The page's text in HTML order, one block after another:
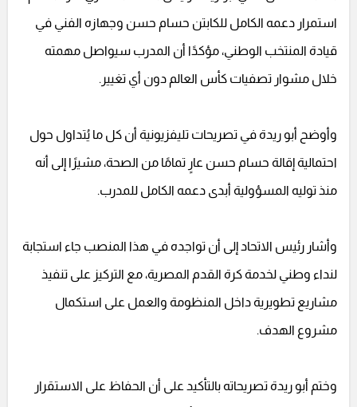
استمرار دعمه الكامل للكابتن حسام حسن وجهازه الفني في
قيادة المنتخب الوطني، مؤكدًا أن المدرب سيواصل مهمته
خلال مشوار تصفيات كأس العالم دون أي تغيير.
وأوضح أبو ريدة في تصريحات تليفزيونية أن كل ما يُتداول حول
احتمالية إقالة حسام حسن عارٍ تمامًا من الصحة، مشيرًا إلى أنه
منذ توليه المسؤولية أبدى دعمه الكامل للمدرب.
وأشار رئيس الاتحاد إلى أن تواجده في هذا المنصب جاء استجابة
لنداء وطني لخدمة كرة القدم المصرية، مع التركيز على تنفيذ
مشاريع تطويرية داخل المنظومة والعمل على استكمال
مشروع الهدف.
وختم أبو ريدة تصريحاته بالتأكيد على أن الحفاظ على الاستقرار